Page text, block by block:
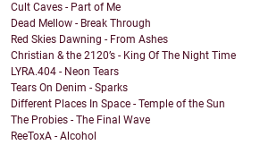
Cult Caves - Part of Me
Dead Mellow - Break Through
Red Skies Dawning - From Ashes
Christian & the 2120’s - King Of The Night Time
LYRA.404 - Neon Tears
Tears On Denim - Sparks
Different Places In Space - Temple of the Sun
The Probies - The Final Wave
ReeToxA - Alcohol